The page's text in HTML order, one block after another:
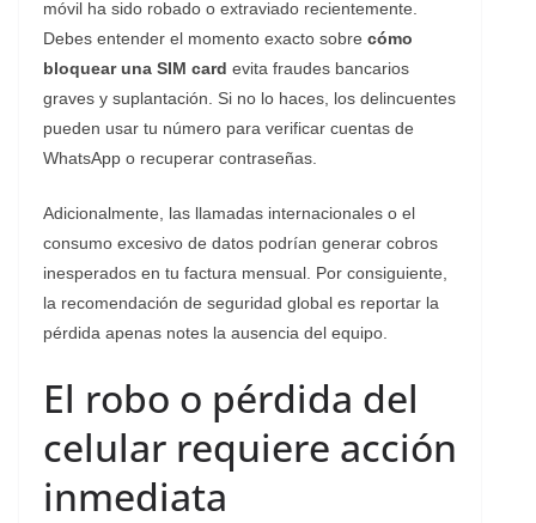
móvil ha sido robado o extraviado recientemente.
Debes entender el momento exacto sobre cómo
bloquear una SIM card evita fraudes bancarios
graves y suplantación. Si no lo haces, los delincuentes
pueden usar tu número para verificar cuentas de
WhatsApp o recuperar contraseñas.
Adicionalmente, las llamadas internacionales o el
consumo excesivo de datos podrían generar cobros
inesperados en tu factura mensual. Por consiguiente,
la recomendación de seguridad global es reportar la
pérdida apenas notes la ausencia del equipo.
El robo o pérdida del
celular requiere acción
inmediata